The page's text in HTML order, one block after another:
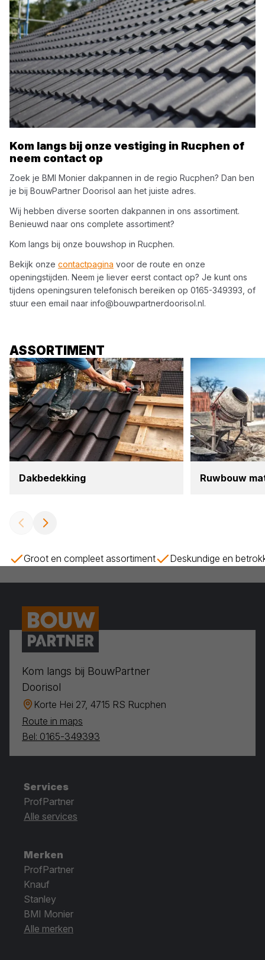
Kom langs bij onze vestiging in Rucphen of
neem contact op
Zoek je BMI Monier dakpannen in de regio Rucphen? Dan ben
je bij BouwPartner Doorisol aan het juiste adres.
Wij hebben diverse soorten dakpannen in ons assortiment.
Benieuwd naar ons complete assortiment?
Kom langs bij onze bouwshop in Rucphen.
Bekijk onze contactpagina voor de route en onze
openingstijden. Neem je liever eerst contact op? Je kunt ons
tijdens openingsuren telefonisch bereiken op 0165-349393 , of
stuur een email naar info@bouwpartnerdoorisol.nl.
ASSORTIMENT
Dak­be­dek­king Ruw­bouw
Groot en compleet assortiment Deskundige en
Kom langs bij BouwPartner
Doorisol
Korte Hei 27, 4715 RS Rucphen
Route in maps
Bel: 0165-349393
Services
ProfPartner
Alle services
Merken
ProfPartner
Knauf
Stanley
BMI Monier
Alle merken